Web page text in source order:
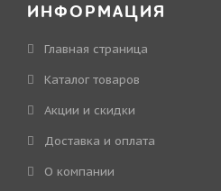
ИНФОРМАЦИЯ
Главная страница
Каталог товаров
Акции и скидки
Доставка и оплата
О компании